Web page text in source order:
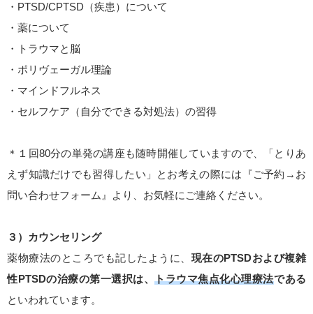
・PTSD/CPTSD（疾患）について
・薬について
・トラウマと脳
・ポリヴェーガル理論
・マインドフルネス
・セルフケア（自分でできる対処法）の習得
＊１回80分の単発の講座も随時開催していますので、「とりあ
えず知識だけでも習得したい」とお考えの際には『ご予約→お
問い合わせフォーム』より、お気軽にご連絡ください。
３）カウンセリング
薬物療法のところでも記したように、 現在のPTSDおよび複雑
性PTSDの治療の第一選択は、トラウマ焦点化心理療法である
といわれています。